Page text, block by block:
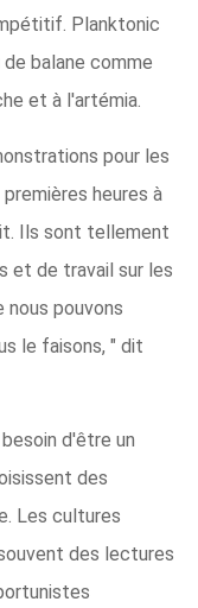
Planktonic
balane comme
et à l'artémia.
pour les
heures à
Ils sont tellement
et de travail sur les
nous pouvons
le faisons, " dit
d'être un
des
Les cultures
des lectures